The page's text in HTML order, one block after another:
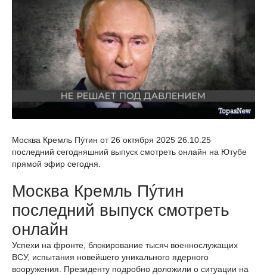
Москва Кремль Пýтин от 26 октября 2025 26.10.25
последний сегодняшний выпуск смотреть онлайн на Ютубе
прямой эфир сегодня.
Москва Кремль Пýтин
последний выпуск смотреть
онлайн
Успехи на фронте, блокирование тысяч военнослужащих
ВСУ, испытания новейшего уникального ядерного
вооружения. Президенту подробно доложили о ситуации на